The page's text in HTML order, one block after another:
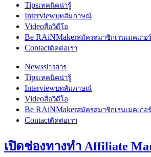
Tipsเทคนิคน่ารู้
Interviewบทสัมภาษณ์
Videoสื่อวีดีโอ
Be RAiNMakerสมัครสมาชิกเรนเมคเกอร์
Contactติดต่อเรา
Newsข่าวสาร
Tipsเทคนิคน่ารู้
Interviewบทสัมภาษณ์
Videoสื่อวีดีโอ
Be RAiNMakerสมัครสมาชิกเรนเมคเกอร์
Contactติดต่อเรา
เปิดช่องทางทำ Affiliate